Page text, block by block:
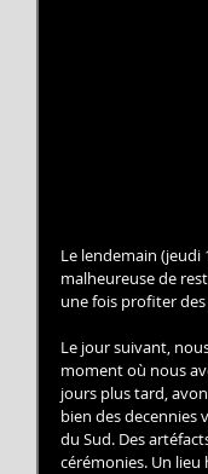
Le lendemain (jeudi
malheureuse de
une fois profiter
Le jour suivant,
moment où nous
jours plus tard,
bien des decennies
du Sud. Des
cérémonies. Un